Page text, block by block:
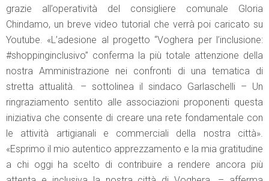
grazie all’operatività del consigliere comunale Gloria
Chindamo, un breve video tutorial che verrà poi caricato su
Youtube. «L’adesione al progetto “Voghera per l’inclusione:
#shoppinginclusivo” conferma la più totale attenzione della
nostra Amministrazione nei confronti di una tematica di
stretta attualità. – sottolinea il sindaco Garlaschelli – Un
ringraziamento sentito alle associazioni proponenti questa
iniziativa che consente di creare una rete fondamentale con
le attività artigianali e commerciali della nostra città».
«Esprimo il mio autentico apprezzamento e la mia gratitudine
a chi oggi ha scelto di contribuire a rendere ancora più